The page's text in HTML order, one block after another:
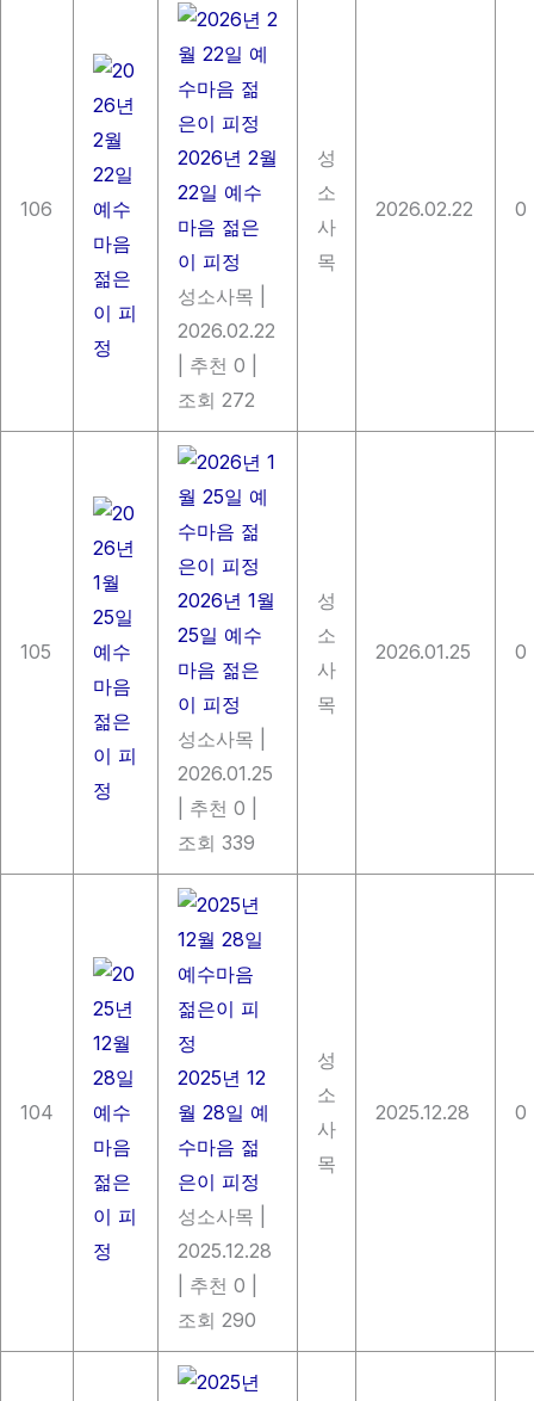
106
2026년 2월
22일 예수
마음 젊은
이 피정
성소사목
2026.02.22
추천 0
조회 272
성
소
사
목
2026.02.22 0
105
2026년 1월
25일 예수
마음 젊은
이 피정
성소사목
2026.01.25
추천 0
조회 339
성
소
사
목
2026.01.25 0
104
2025년 12
월 28일 예
수마음 젊
은이 피정
성소사목
2025.12.28
추천 0
조회 290
성
소
사
목
2025.12.28 0